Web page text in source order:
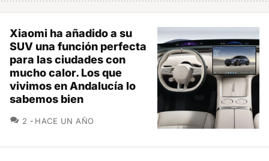
Xiaomi ha añadido a su
SUV una función perfecta
para las ciudades con
mucho calor. Los que
vivimos en Andalucía lo
sabemos bien
2 COMENTARIOS
HACE UN AÑO